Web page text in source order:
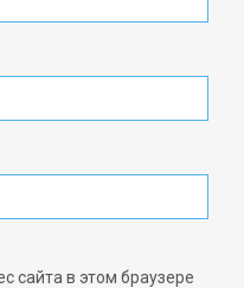
сайта в этом браузере